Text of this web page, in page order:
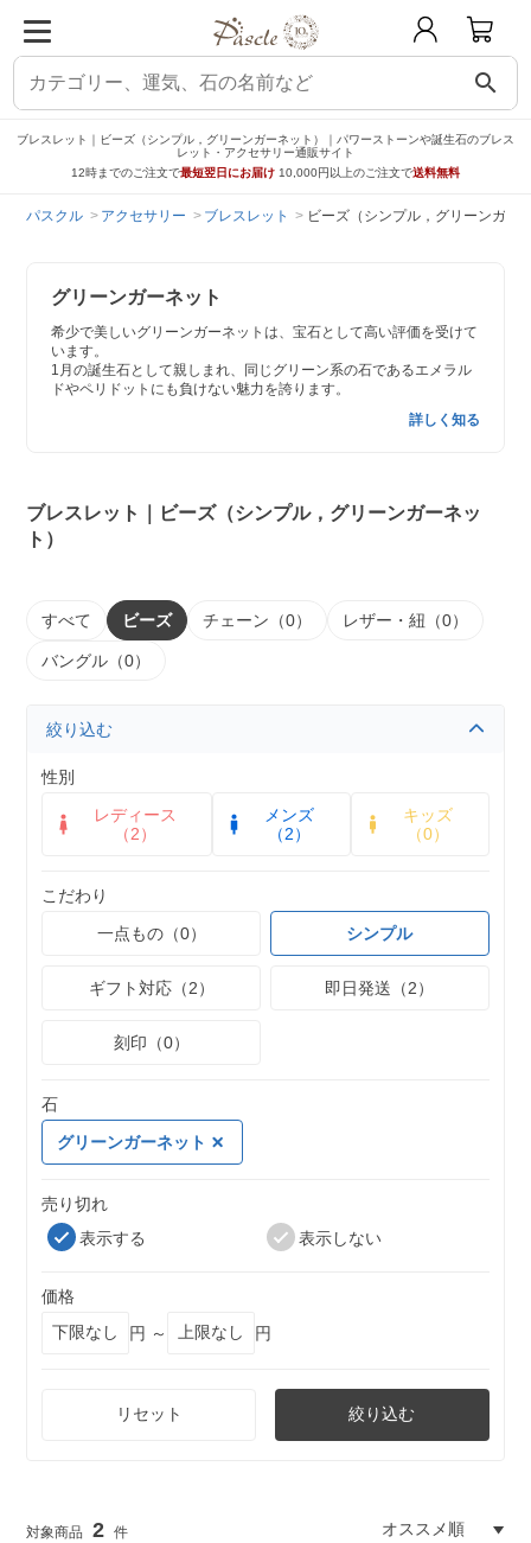
search
ブレスレット｜ビーズ（シンプル，グリーンガーネット）｜パワーストーンや誕生石のブレス
レット・アクセサリー通販サイト
12時までのご注文で最短翌日にお届け 10,000円以上のご注文で送料無料
パスクル アクセサリー ブレスレット ビーズ（シンプル，グリーンガー
グリーンガーネット
希少で美しいグリーンガーネットは、宝石として高い評価を受けて
います。
1月の誕生石として親しまれ、同じグリーン系の石であるエメラル
ドやペリドットにも負けない魅力を誇ります。
詳しく知る
ブレスレット｜ビーズ（シンプル，グリーンガーネッ
ト）
すべて ビーズ チェーン（0） レザー・紐（0）
バングル（0）
絞り込む
性別
レディース
（2）
メンズ
（2）
キッズ
（0）
こだわり
一点もの（0）
シンプル
ギフト対応（2） 即日発送（2）
刻印（0）
石
グリーンガーネット
売り切れ
表示する
表示しない
価格
円 ～
円
リセット 絞り込む
2